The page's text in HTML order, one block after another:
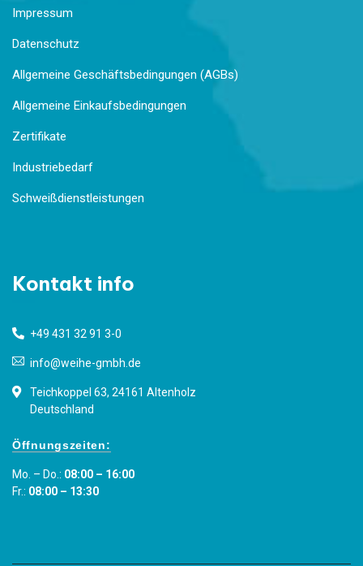
Impressum
Datenschutz
Allgemeine Geschäftsbedingungen (AGBs)
Allgemeine Einkaufsbedingungen
Zertifikate
Industriebedarf
Schweißdienstleistungen
Kontakt info
+49 431 32 91 3-0
info@weihe-gmbh.de
Teichkoppel 63, 24161 Altenholz
Deutschland
Öffnungszeiten:
Mo. – Do.: 08:00 – 16:00
Fr.: 08:00 – 13:30